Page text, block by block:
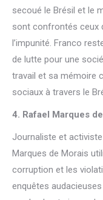
secoué le Brésil et le
sont confrontés ceux
l’impunité. Franco
de lutte pour une
travail et sa mémoire
sociaux à travers le
4. Rafael Marques
Journaliste et
Marques de Morais
corruption et les
enquêtes